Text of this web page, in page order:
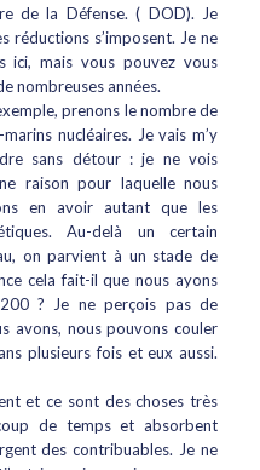
de la Défense. ( DOD). Je
réductions s’imposent. Je ne
ici, mais vous pouvez vous
nombreuses années.
prenons le nombre de
marins nucléaires. Je vais m’y
sans détour : je ne vois
raison pour laquelle nous
en avoir autant que les
Au-delà un certain
on parvient à un stade de
cela fait-il que nous ayons
? Je ne perçois pas de
avons, nous pouvons couler
plusieurs fois et eux aussi.
et ce sont des choses très
de temps et absorbent
des contribuables. Je ne